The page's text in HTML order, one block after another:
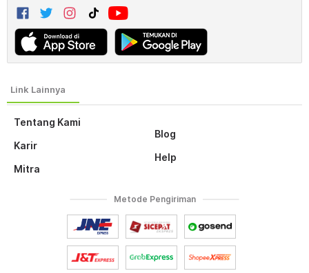
Tentang Kami
Karir
Mitra
Blog
Help
Metode Pengiriman